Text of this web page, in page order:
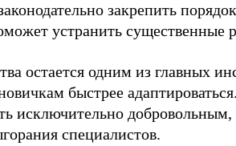
закрепить
устранить существенные
остается одним из главных
быстрее
исключительно добровольным,
специалистов.